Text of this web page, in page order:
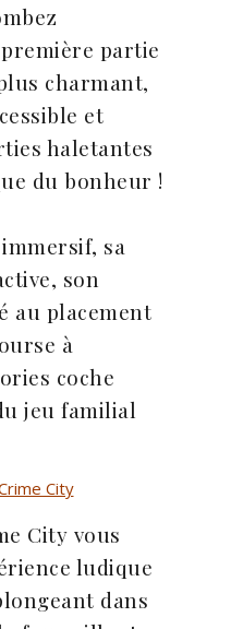
partie
charmant,
et
haletantes
du bonheur !
sa
son
au placement
à
coche
jeu familial
City
City vous
ludique
dans